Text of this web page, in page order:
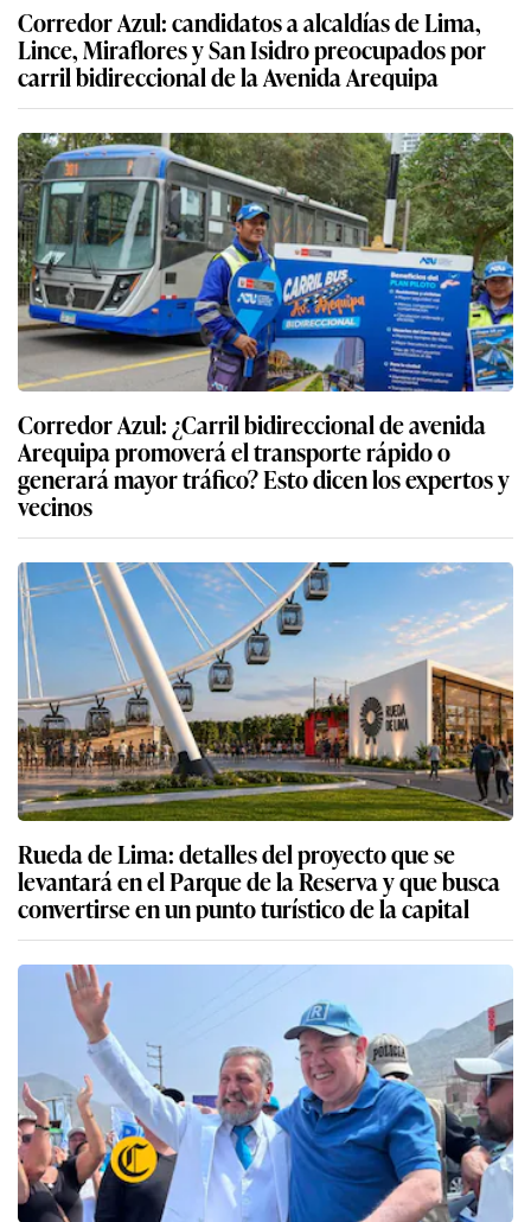
Corredor Azul: candidatos a alcaldías de Lima,
Lince, Miraflores y San Isidro preocupados por
carril bidireccional de la Avenida Arequipa
Corredor Azul: ¿Carril bidireccional de avenida
Arequipa promoverá el transporte rápido o
generará mayor tráfico? Esto dicen los expertos y
vecinos
Rueda de Lima: detalles del proyecto que se
levantará en el Parque de la Reserva y que busca
convertirse en un punto turístico de la capital